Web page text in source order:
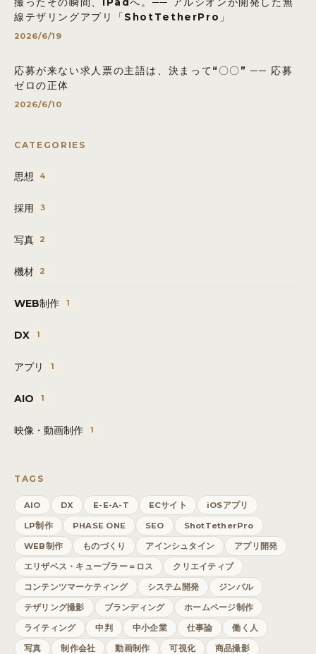
線テザリングアプリ「ShotTetherPro」
2026/6/19
応募が来ない求人票の主語は、決まって“〇〇” ── 応募
ゼロの正体
2026/6/10
CATEGORIES
思想 4
採用 3
写真 2
機材 2
WEB制作 1
DX 1
アプリ 1
AIO 1
映像・動画制作 1
TAGS
AIO DX E-E-A-T ECサイト iOSアプリ
LP制作 PHASE ONE SEO ShotTetherPro
WEB制作 ものづくり アインシュタイン アプリ開発
エリザベス・キューブラー＝ロス クリエイティブ
コンテンツマーケティング システム開発 ジンバル
テザリング撮影 ブランディング ホームページ制作
ライティング 中判 中小企業 仕事論 働く人
写真 制作会社 動画制作 可視化 商品撮影